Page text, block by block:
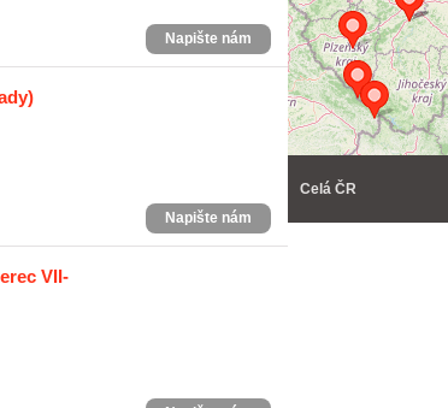
Napište nám
Napište nám
VII-
Celá ČR